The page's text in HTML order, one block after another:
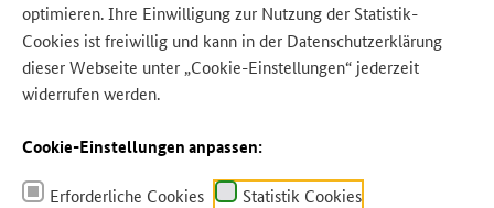
optimieren. Ihre Einwilligung zur Nutzung der Statistik-
Cookies ist freiwillig und kann in der Datenschutzerklärung
dieser Webseite unter „Cookie-Einstellungen“ jederzeit
widerrufen werden.
Cookie-Einstellungen anpassen:
Erforderliche Cookies Statistik Cookies